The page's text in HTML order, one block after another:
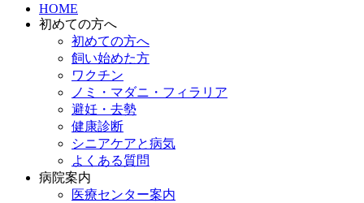
HOME
初めての方へ
初めての方へ
飼い始めた方
ワクチン
ノミ・マダニ・フィラリア
避妊・去勢
健康診断
シニアケアと病気
よくある質問
病院案内
医療センター案内